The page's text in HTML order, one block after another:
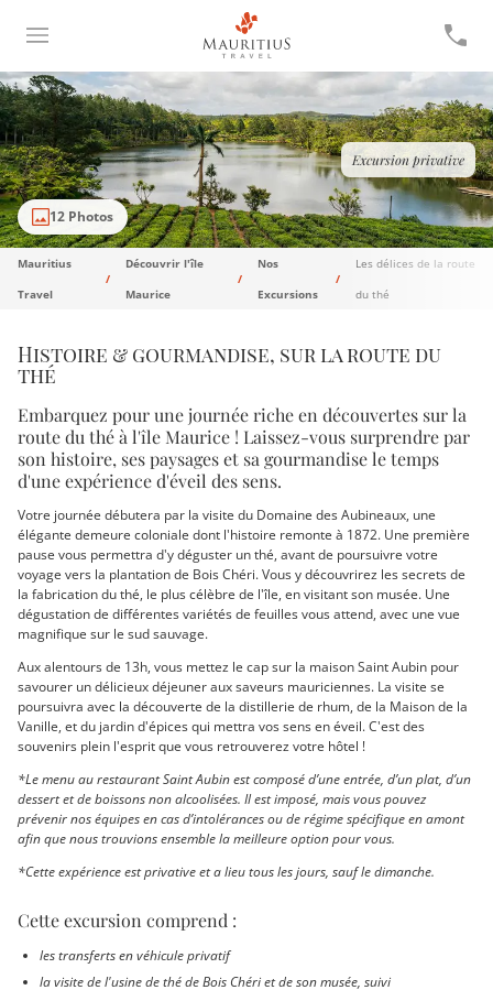
Excursion privative
12 Photos
Mauritius
Travel
Découvrir l'île
Maurice
Nos
Excursions
Les délices de la route
du thé
Histoire & gourmandise, sur la route du
thé
Embarquez pour une journée riche en découvertes sur la
route du thé à l'île Maurice ! Laissez-vous surprendre par
son histoire, ses paysages et sa gourmandise le temps
d'une expérience d'éveil des sens.
Votre journée débutera par la visite du Domaine des Aubineaux, une
élégante demeure coloniale dont l'histoire remonte à 1872. Une première
pause vous permettra d'y déguster un thé, avant de poursuivre votre
voyage vers la plantation de Bois Chéri. Vous y découvrirez les secrets de
la fabrication du thé, le plus célèbre de l'île, en visitant son musée. Une
dégustation de différentes variétés de feuilles vous attend, avec une vue
magnifique sur le sud sauvage.
Aux alentours de 13h, vous mettez le cap sur la maison Saint Aubin pour
savourer un délicieux déjeuner aux saveurs mauriciennes. La visite se
poursuivra avec la découverte de la distillerie de rhum, de la Maison de la
Vanille, et du jardin d'épices qui mettra vos sens en éveil. C'est des
souvenirs plein l'esprit que vous retrouverez votre hôtel !
*Le menu au restaurant Saint Aubin est composé d’une entrée, d’un plat, d’un
dessert et de boissons non alcoolisées. Il est imposé, mais vous pouvez
prévenir nos équipes en cas d’intolérances ou de régime spécifique en amont
afin que nous trouvions ensemble la meilleure option pour vous.
*Cette expérience est privative et a lieu tous les jours, sauf le dimanche.
Cette excursion comprend :
les transferts en véhicule privatif
la visite de l'usine de thé de Bois Chéri et de son musée, suivi